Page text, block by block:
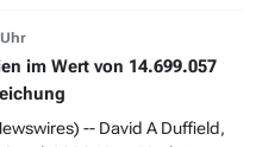
im Wert von 14.699.057
-- David A Duffield,